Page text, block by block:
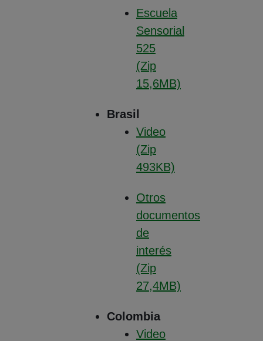
Escuela
Sensorial
525
(Zip
15,6MB)
Brasil
Video
(Zip
493KB)
Otros
documentos
de
interés
(Zip
27,4MB)
Colombia
Video